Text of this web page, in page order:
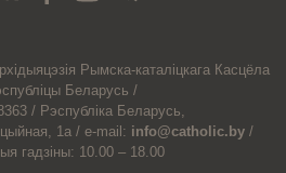
Рымска-каталіцкага Касцёла
Беларусь /
/ Рэспубліка Беларусь,
1а / e-mail: info@catholic.by /
гадзіны: 10.00 – 18.00